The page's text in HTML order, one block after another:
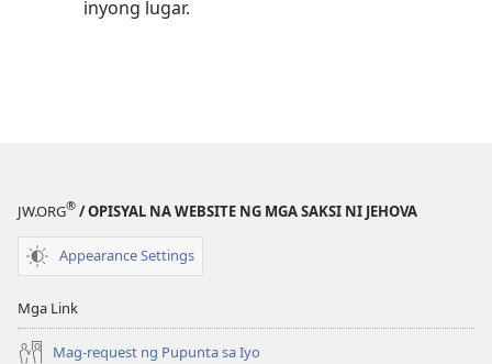
inyong lugar.
JW.ORG® / OPISYAL NA WEBSITE NG MGA SAKSI NI JEHOVA
Appearance Settings
Mga Link
Mag-request ng Pupunta sa Iyo